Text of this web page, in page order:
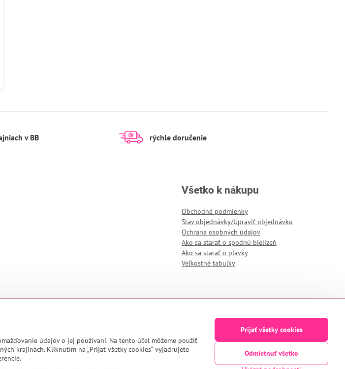
v BB rýchle doručenie
Všetko k nákupu
Obchodné podmienky
Stav objednávky/Upraviť objednávku
Ochrana osobných údajov
Ako sa starať o spodnú bielizeň
Ako sa starať o plavky
Veľkostné tabuľky
údajov o jej používaní. Na tento účel môžeme použiť
krajinách. Kliknutím na „Prijať všetky cookies“ vyjadrujete
Prijať všetky cookies
Odmietnuť všetko